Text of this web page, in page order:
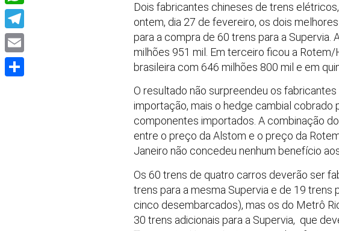
Dois fabricantes chineses de trens
ontem, dia 27 de fevereiro, os dois
para a compra de 60 trens para a Supervia.
milhões 951 mil. Em terceiro ficou a
brasileira com 646 milhões 800 mil e em
O resultado não surpreendeu os
importação, mais o hedge cambial
componentes importados. A combinação
entre o preço da Alstom e o preço da
Janeiro não concedeu nenhum benefício
Os 60 trens de quatro carros deverão ser
trens para a mesma Supervia e de 19 trens
cinco desembarcados), mas os do Metrô
30 trens adicionais para a Supervia, que
WhatsApp
Telegram
Email